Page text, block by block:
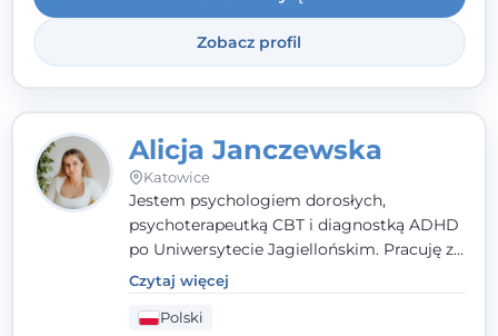
Zobacz profil
Alicja Janczewska
Katowice
Jestem psychologiem dorosłych,
psychoterapeutką CBT i diagnostką ADHD
po Uniwersytecie Jagiellońskim. Pracuję z
dorosłymi, młodzieżą i dziećmi, opierając
pomoc na zrozumieniu indywidualnych
potrzeb i więzi zbudowanej na zaufaniu.
Czytaj więcej
Polski